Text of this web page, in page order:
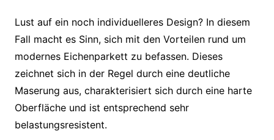
Lust auf ein noch individuelleres Design? In diesem
Fall macht es Sinn, sich mit den Vorteilen rund um
modernes Eichenparkett zu befassen. Dieses
zeichnet sich in der Regel durch eine deutliche
Maserung aus, charakterisiert sich durch eine harte
Oberfläche und ist entsprechend sehr
belastungsresistent.